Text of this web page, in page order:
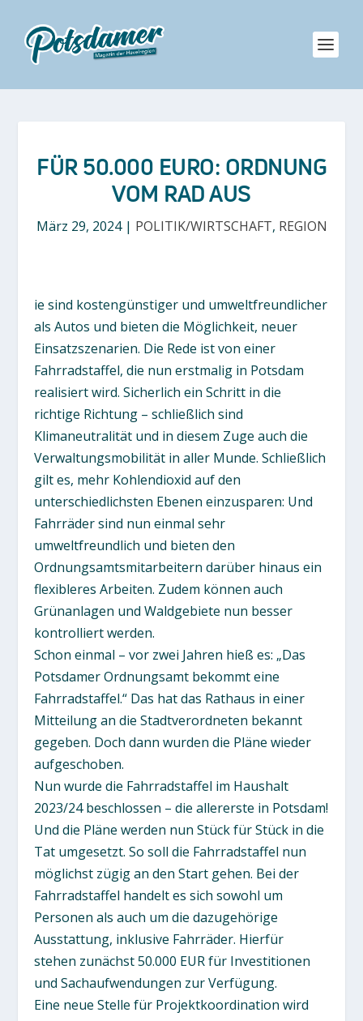
FÜR 50.000 EURO: ORDNUNG
VOM RAD AUS
März 29, 2024| POLITIK/WIRTSCHAFT, REGION
ie sind kostengünstiger und umweltfreundlicher
als Autos und bieten die Möglichkeit, neuer
Einsatzszenarien. Die Rede ist von einer
Fahrradstaffel, die nun erstmalig in Potsdam
realisiert wird. Sicherlich ein Schritt in die
richtige Richtung – schließlich sind
Klimaneutralität und in diesem Zuge auch die
Verwaltungsmobilität in aller Munde. Schließlich
gilt es, mehr Kohlendioxid auf den
unterschiedlichsten Ebenen einzusparen: Und
Fahrräder sind nun einmal sehr
umweltfreundlich und bieten den
Ordnungsamtsmitarbeitern darüber hinaus ein
flexibleres Arbeiten. Zudem können auch
Grünanlagen und Waldgebiete nun besser
kontrolliert werden.
Schon einmal – vor zwei Jahren hieß es: „Das
Potsdamer Ordnungsamt bekommt eine
Fahrradstaffel.“ Das hat das Rathaus in einer
Mitteilung an die Stadtverordneten bekannt
gegeben. Doch dann wurden die Pläne wieder
aufgeschoben.
Nun wurde die Fahrradstaffel im Haushalt
2023/24 beschlossen – die allererste in Potsdam!
Und die Pläne werden nun Stück für Stück in die
Tat umgesetzt. So soll die Fahrradstaffel nun
möglichst zügig an den Start gehen. Bei der
Fahrradstaffel handelt es sich sowohl um
Personen als auch um die dazugehörige
Ausstattung, inklusive Fahrräder. Hierfür
stehen zunächst 50.000 EUR für Investitionen
und Sachaufwendungen zur Verfügung.
Eine neue Stelle für Projektkoordination wird